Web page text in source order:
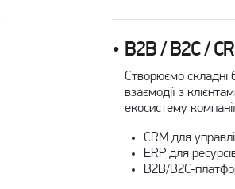
B2B / B2C /
Створюємо складні
взаємодії з
екосистему
CRM для
ERP для
B2B/B2C-